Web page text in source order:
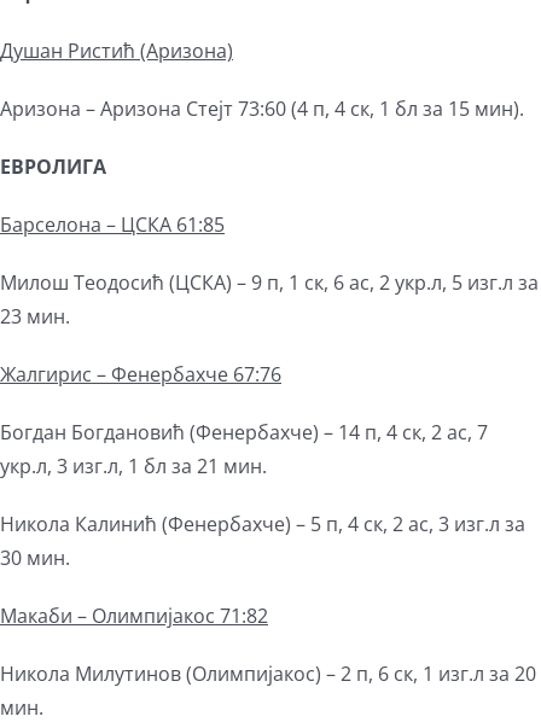
Душан Ристић (Аризона)
Аризона – Аризона Стејт 73:60 (4 п, 4 ск, 1 бл за 15 мин).
ЕВРОЛИГА
Барселона – ЦСКА 61:85
Милош Теодосић (ЦСКА) – 9 п, 1 ск, 6 ас, 2 укр.л, 5 изг.л за
23 мин.
Жалгирис – Фенербахче 67:76
Богдан Богдановић (Фенербахче) – 14 п, 4 ск, 2 ас, 7
укр.л, 3 изг.л, 1 бл за 21 мин.
Никола Калинић (Фенербахче) – 5 п, 4 ск, 2 ас, 3 изг.л за
30 мин.
Макаби – Олимпијакос 71:82
Никола Милутинов (Олимпијакос) – 2 п, 6 ск, 1 изг.л за 20
мин.